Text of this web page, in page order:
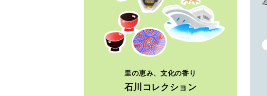
里の恵み、文化の香り
石川コレクション